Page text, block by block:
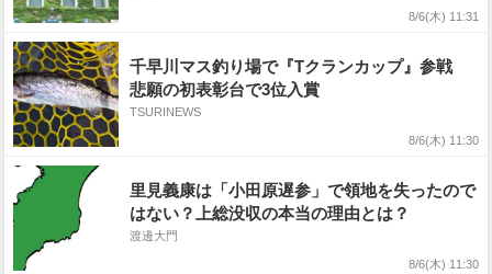
8/6(木) 11:31
千早川マス釣り場で『Tクランカップ』参戦
悲願の初表彰台で3位入賞
TSURINEWS
8/6(木) 11:30
里見義康は「小田原遅参」で領地を失ったので
はない？上総没収の本当の理由とは？
渡邊大門
8/6(木) 11:30